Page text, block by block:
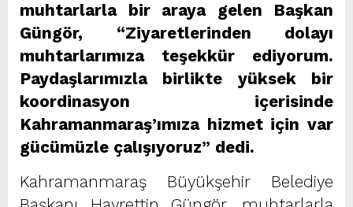
muhtarlarla bir araya gelen Başkan
Güngör, “Ziyaretlerinden dolayı
muhtarlarımıza teşekkür ediyorum.
Paydaşlarımızla birlikte yüksek bir
koordinasyon içerisinde
Kahramanmaraş’ımıza hizmet için var
gücümüzle çalışıyoruz” dedi.
Kahramanmaraş Büyükşehir Belediye